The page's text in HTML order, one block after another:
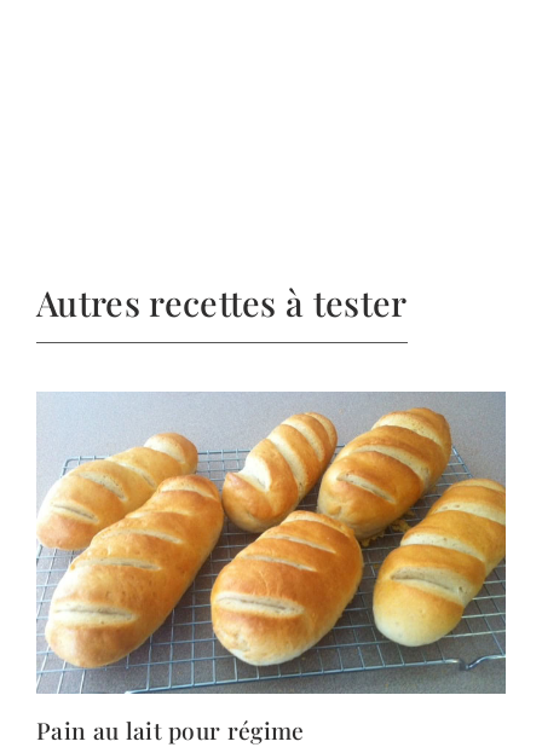
Autres recettes à tester
Pain au lait pour régime